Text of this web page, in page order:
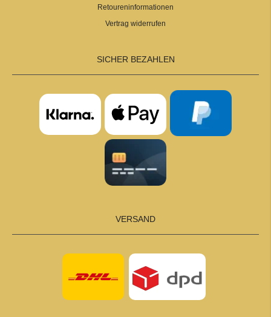
Retoureninformationen
Vertrag widerrufen
SICHER BEZAHLEN
VERSAND